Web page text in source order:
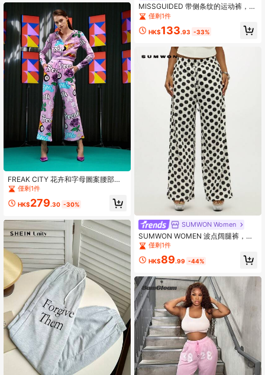
FREAK CITY 花卉和字母圖案腰部抽
繩衛褲僅剩1件
HK$279.30 -30%
MISSGUIDED 带侧条纹的运动裤，宽
松版型，抽绳腰带，健身训练跑步休
闲运动家居服，秋冬时尚
僅剩1件
HK$133.93 -33%
SUMWON Women
SUMWON WOMEN 波点阔腿裤，腰
部抽绳，宽松休闲夏季海滩度假装，
个性家居裤，晚会装
僅剩1件
HK$89.99 -44%